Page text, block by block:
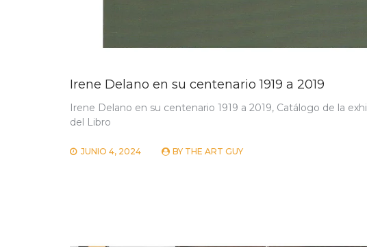
Irene Delano en su centenario 1919 a 2019
Irene Delano en su centenario 1919 a 2019, Catálogo de la
del Libro
JUNIO 4, 2024 BY THE ART GUY